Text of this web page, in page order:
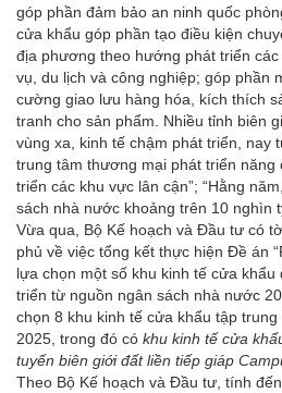
góp phần đảm bảo an ninh quốc
cửa khẩu góp phần tạo điều kiện
địa phương theo hướng phát triển
vụ, du lịch và công nghiệp; góp phần
cường giao lưu hàng hóa, kích thích
tranh cho sản phẩm. Nhiều tỉnh biên
vùng xa, kinh tế chậm phát triển, nay
trung tâm thương mại phát triển năng
triển các khu vực lân cận”; “Hằng
sách nhà nước khoảng trên 10 nghìn
Vừa qua, Bộ Kế hoạch và Đầu tư có
phủ về việc tổng kết thực hiện Đề án
lựa chọn một số khu kinh tế cửa
triển từ nguồn ngân sách nhà nước
chọn 8 khu kinh tế cửa khẩu tập
2025, trong đó có khu kinh tế cửa
tuyến biên giới đất liền tiếp giáp
Theo Bộ Kế hoạch và Đầu tư, tính